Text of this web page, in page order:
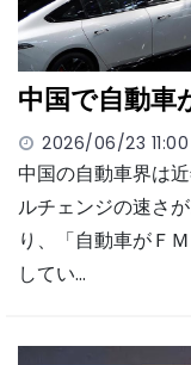
中国で自動車
2026/06/23 11:00
中国の自動車界は
ルチェンジの速さ
り、「自動車がＦ
してい…